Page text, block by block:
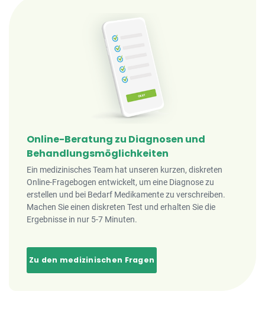
Online-Beratung zu Diagnosen und
Behandlungsmöglichkeiten
Ein medizinisches Team hat unseren kurzen, diskreten
Online-Fragebogen entwickelt, um eine Diagnose zu
erstellen und bei Bedarf Medikamente zu verschreiben.
Machen Sie einen diskreten Test und erhalten Sie die
Ergebnisse in nur 5-7 Minuten.
Zu den medizinischen Fragen